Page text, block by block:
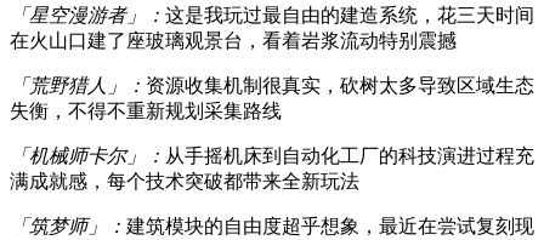
「星空漫游者」： 这是我玩过最自由的建造系统，花三天时间
在火山口建了座玻璃观景台，看着岩浆流动特别震撼
「荒野猎人」： 资源收集机制很真实，砍树太多导致区域生态
失衡，不得不重新规划采集路线
「机械师卡尔」： 从手摇机床到自动化工厂的科技演进过程充
满成就感，每个技术突破都带来全新玩法
「筑梦师」： 建筑模块的自由度超乎想象，最近在尝试复刻现